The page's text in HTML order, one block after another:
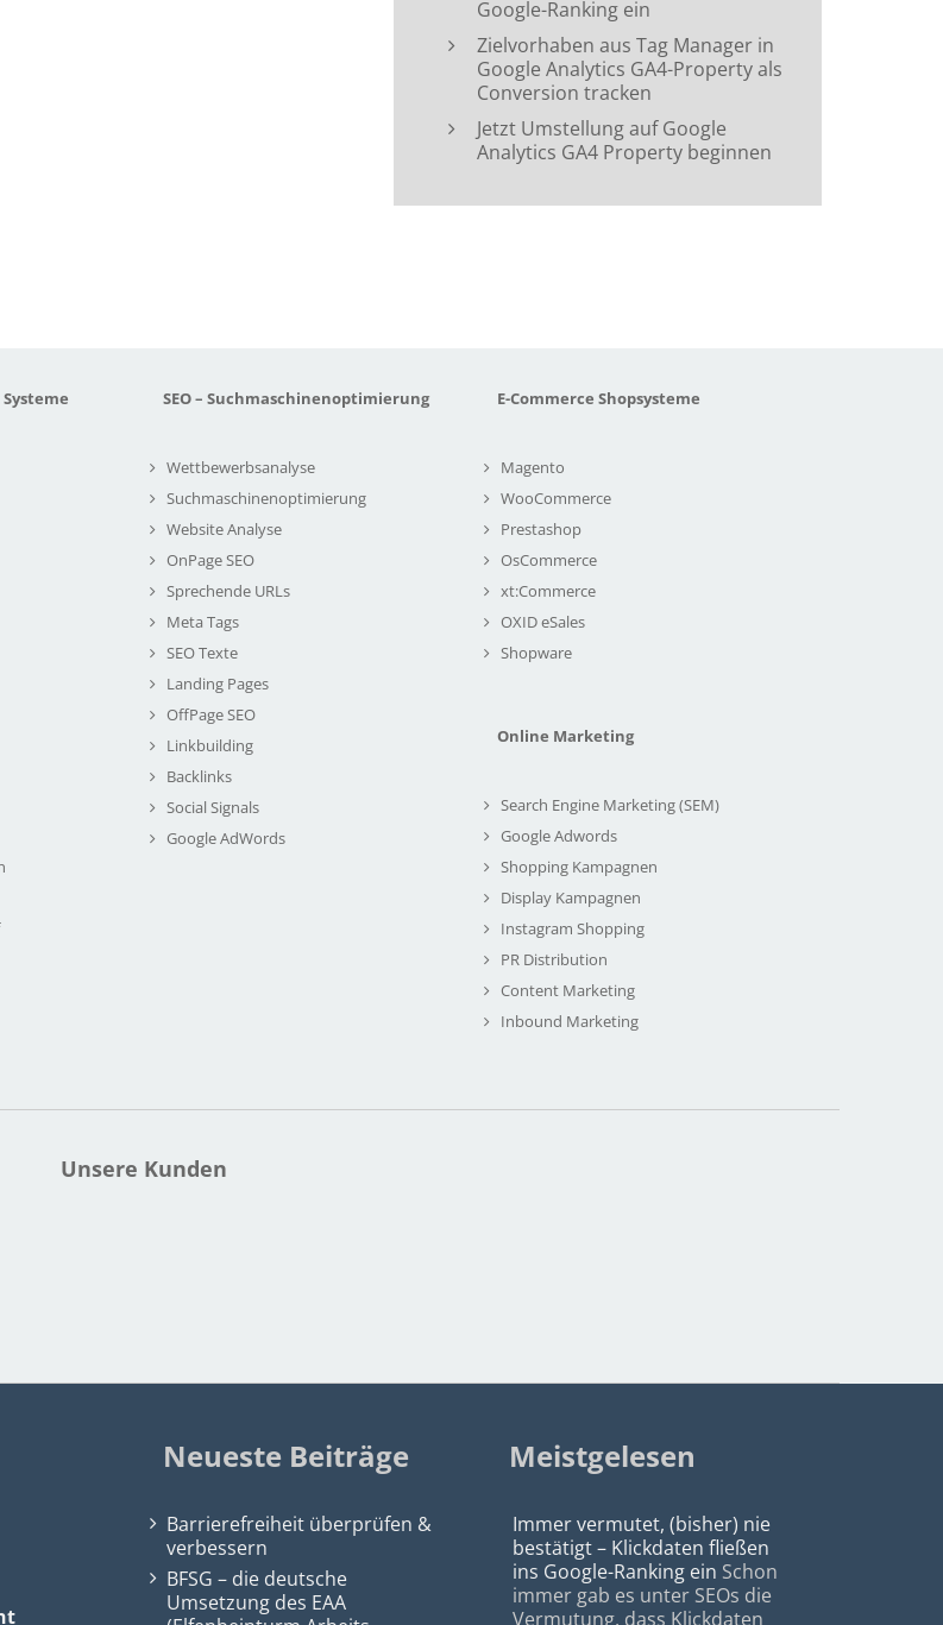
Google-Ranking ein
Zielvorhaben aus Tag Manager in
Google Analytics GA4-Property als
Conversion tracken
Jetzt Umstellung auf Google
Analytics GA4 Property beginnen
SEO – Suchmaschinenoptimierung
Wettbewerbsanalyse
Suchmaschinenoptimierung
Website Analyse
OnPage SEO
Sprechende URLs
Meta Tags
SEO Texte
Landing Pages
OffPage SEO
Linkbuilding
Backlinks
Social Signals
Google AdWords
E-Commerce Shopsysteme
Magento
WooCommerce
Prestashop
OsCommerce
xt:Commerce
OXID eSales
Shopware
Online Marketing
Search Engine Marketing (SEM)
Google Adwords
Shopping Kampagnen
Display Kampagnen
Instagram Shopping
PR Distribution
Content Marketing
Inbound Marketing
Unsere Kunden
Neueste Beiträge
Barrierefreiheit überprüfen &
verbessern
BFSG – die deutsche
Umsetzung des EAA
Meistgelesen
Immer vermutet, (bisher) nie
bestätigt – Klickdaten fließen
ins Google-Ranking ein Schon
immer gab es unter SEOs die
Vermutung, dass Klickdaten